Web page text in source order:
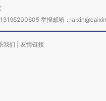
举报邮箱：
我们 友情链接